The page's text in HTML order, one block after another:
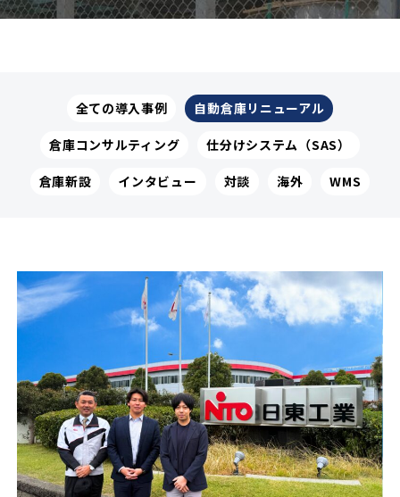
全ての導入事例 自動倉庫リニューアル
倉庫コンサルティング 仕分けシステム（SAS）
倉庫新設 インタビュー 対談 海外 WMS